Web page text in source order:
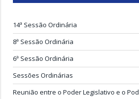
14ª Sessão Ordinária
8ª Sessão Ordinária
6ª Sessão Ordinária
Sessões Ordinárias
Reunião entre o Poder Legislativo e o